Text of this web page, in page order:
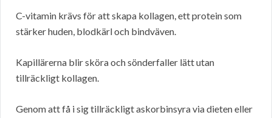
C-vitamin krävs för att skapa kollagen, ett protein som
stärker huden, blodkärl och bindväven.
Kapillärerna blir sköra och sönderfaller lätt utan
tillräckligt kollagen.
Genom att få i sig tillräckligt askorbinsyra via dieten eller